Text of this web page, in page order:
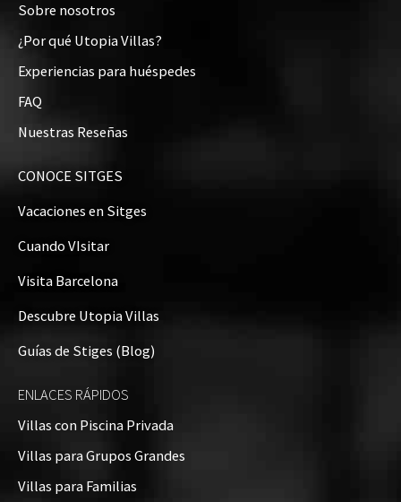
Sobre nosotros
¿Por qué Utopia Villas?
Experiencias para huéspedes
FAQ
Nuestras Reseñas
CONOCE SITGES
Vacaciones en Sitges
Cuando VIsitar
Visita Barcelona
Descubre Utopia Villas
Guías de Stiges (Blog)
ENLACES RÁPIDOS
Villas con Piscina Privada
Villas para Grupos Grandes
Villas para Familias